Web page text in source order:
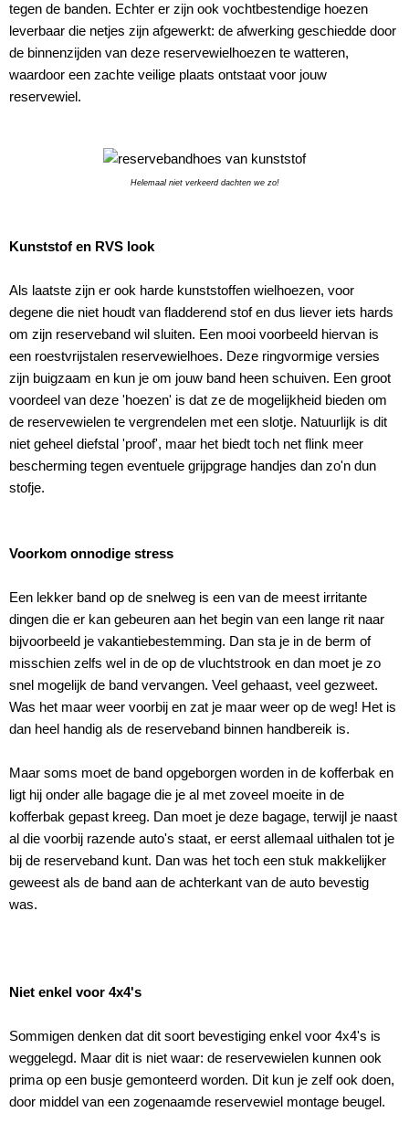
tegen de banden. Echter er zijn ook vochtbestendige hoezen
leverbaar die netjes zijn afgewerkt: de afwerking geschiedde door
de binnenzijden van deze reservewielhoezen te watteren,
waardoor een zachte veilige plaats ontstaat voor jouw
reservewiel.
Helemaal niet verkeerd dachten we zo!
Kunststof en RVS look
Als laatste zijn er ook harde kunststoffen wielhoezen, voor
degene die niet houdt van fladderend stof en dus liever iets hards
om zijn reserveband wil sluiten. Een mooi voorbeeld hiervan is
een roestvrijstalen reservewielhoes. Deze ringvormige versies
zijn buigzaam en kun je om jouw band heen schuiven. Een groot
voordeel van deze 'hoezen' is dat ze de mogelijkheid bieden om
de reservewielen te vergrendelen met een slotje. Natuurlijk is dit
niet geheel diefstal 'proof', maar het biedt toch net flink meer
bescherming tegen eventuele grijpgrage handjes dan zo'n dun
stofje.
Voorkom onnodige stress
Een lekker band op de snelweg is een van de meest irritante
dingen die er kan gebeuren aan het begin van een lange rit naar
bijvoorbeeld je vakantiebestemming. Dan sta je in de berm of
misschien zelfs wel in de op de vluchtstrook en dan moet je zo
snel mogelijk de band vervangen. Veel gehaast, veel gezweet.
Was het maar weer voorbij en zat je maar weer op de weg! Het is
dan heel handig als de reserveband binnen handbereik is.
Maar soms moet de band opgeborgen worden in de kofferbak en
ligt hij onder alle bagage die je al met zoveel moeite in de
kofferbak gepast kreeg. Dan moet je deze bagage, terwijl je naast
al die voorbij razende auto's staat, er eerst allemaal uithalen tot je
bij de reserveband kunt. Dan was het toch een stuk makkelijker
geweest als de band aan de achterkant van de auto bevestig
was.
Niet enkel voor 4x4's
Sommigen denken dat dit soort bevestiging enkel voor 4x4's is
weggelegd. Maar dit is niet waar: de reservewielen kunnen ook
prima op een busje gemonteerd worden. Dit kun je zelf ook doen,
door middel van een zogenaamde reservewiel montage beugel.